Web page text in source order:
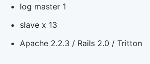
log master 1
slave x 13
Apache 2.2.3 / Rails 2.0 / Tritton